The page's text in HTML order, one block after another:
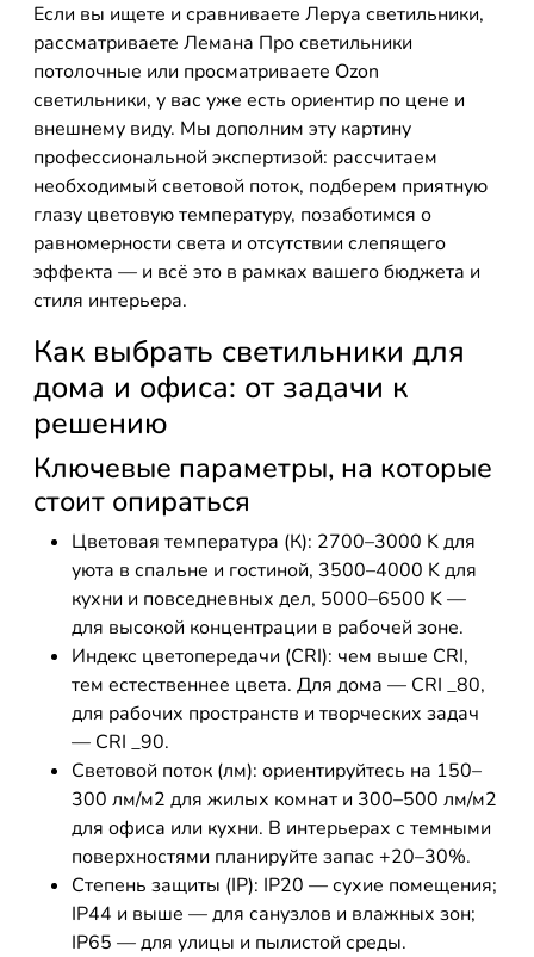
Если вы ищете и сравниваете Леруа светильники,
рассматриваете Лемана Про светильники
потолочные или просматриваете Ozon
светильники, у вас уже есть ориентир по цене и
внешнему виду. Мы дополним эту картину
профессиональной экспертизой: рассчитаем
необходимый световой поток, подберем приятную
глазу цветовую температуру, позаботимся о
равномерности света и отсутствии слепящего
эффекта — и всё это в рамках вашего бюджета и
стиля интерьера.
Как выбрать светильники для
дома и офиса: от задачи к
решению
Ключевые параметры, на которые
стоит опираться
Цветовая температура (К): 2700–3000 K для
уюта в спальне и гостиной, 3500–4000 K для
кухни и повседневных дел, 5000–6500 K —
для высокой концентрации в рабочей зоне.
Индекс цветопередачи (CRI): чем выше CRI,
тем естественнее цвета. Для дома — CRI _80,
для рабочих пространств и творческих задач
— CRI _90.
Световой поток (лм): ориентируйтесь на 150–
300 лм/м2 для жилых комнат и 300–500 лм/м2
для офиса или кухни. В интерьерах с темными
поверхностями планируйте запас +20–30%.
Степень защиты (IP): IP20 — сухие помещения;
IP44 и выше — для санузлов и влажных зон;
IP65 — для улицы и пылистой среды.